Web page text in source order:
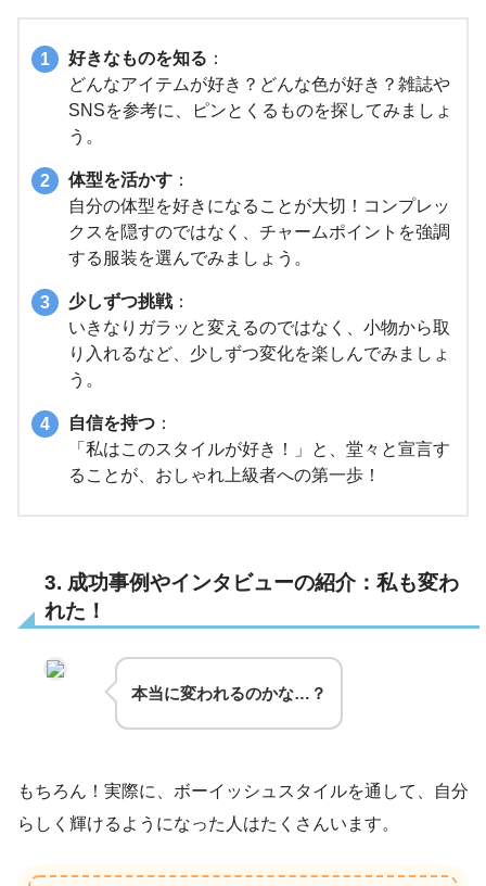
好きなものを知る ：
どんなアイテムが好き？どんな色が好き？雑誌や
SNSを参考に、ピンとくるものを探してみましょ
う。
体型を活かす ：
自分の体型を好きになることが大切！コンプレッ
クスを隠すのではなく、チャームポイントを強調
する服装を選んでみましょう。
少しずつ挑戦：
いきなりガラッと変えるのではなく、小物から取
り入れるなど、少しずつ変化を楽しんでみましょ
う。
自信を持つ ：
「私はこのスタイルが好き！」と、堂々と宣言す
ることが、おしゃれ上級者への第一歩！
3. 成功事例やインタビューの紹介：私も変わ
れた！
本当に変われるのかな…？
もちろん！実際に、ボーイッシュスタイルを通して、自分
らしく輝けるようになった人はたくさんいます。